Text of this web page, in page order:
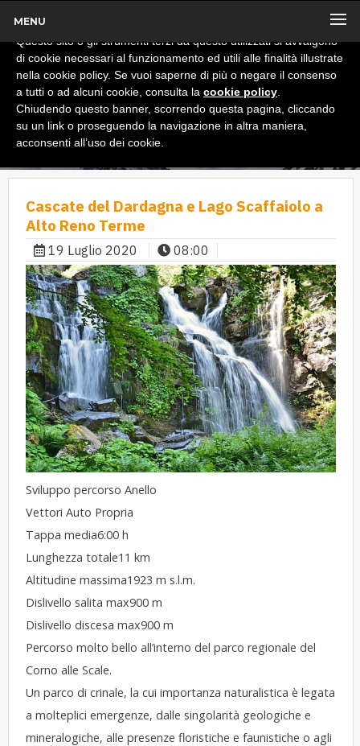
MENU
Cascate del Dardagna e Lago Scaffaiolo a
Alto Reno Terme
19 Luglio 2020 08:00
Sviluppo percorso Anello
Vettori Auto Propria
Tappa media6:00 h
Lunghezza totale11 km
Altitudine massima1923 m s.l.m.
Dislivello salita max900 m
Dislivello discesa max900 m
Percorso molto bello all’interno del parco regionale del
Corno alle Scale.
Un parco di crinale, la cui importanza naturalistica è legata
a molteplici emergenze, dalle singolarità geologiche e
mineralogiche, alle presenze floristiche e faunistiche o agli
x
Informativa
Questo sito o gli strumenti terzi da questo utilizzati si avvalgono
di cookie necessari al funzionamento ed utili alle finalità illustrate
nella cookie policy. Se vuoi saperne di più o negare il consenso
a tutti o ad alcuni cookie, consulta la cookie policy
Chiudendo questo banner, scorrendo questa pagina, cliccando
su un link o proseguendo la navigazione in altra maniera,
acconsenti all’uso dei cookie.